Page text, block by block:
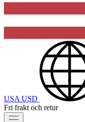
USA USD
Fri frakt och retur